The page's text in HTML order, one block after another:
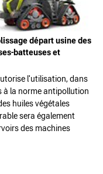
départ usine des
batteuses et
l'utilisation, dans
à la norme antipollution
huiles végétales
sera également
des machines